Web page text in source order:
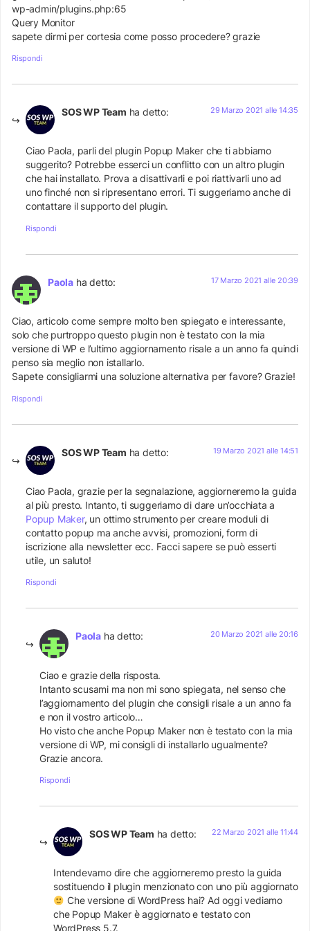
wp-admin/plugins.php:65
Query Monitor
sapete dirmi per cortesia come posso procedere? grazie
Rispondi
SOS WP Team ha detto: 29 Marzo 2021 alle 14:35
Ciao Paola, parli del plugin Popup Maker che ti abbiamo
suggerito? Potrebbe esserci un conflitto con un altro plugin
che hai installato. Prova a disattivarli e poi riattivarli uno ad
uno finché non si ripresentano errori. Ti suggeriamo anche di
contattare il supporto del plugin.
Rispondi
Paola ha detto: 17 Marzo 2021 alle 20:39
Ciao, articolo come sempre molto ben spiegato e interessante,
solo che purtroppo questo plugin non è testato con la mia
versione di WP e l’ultimo aggiornamento risale a un anno fa quindi
penso sia meglio non istallarlo.
Sapete consigliarmi una soluzione alternativa per favore? Grazie!
Rispondi
SOS WP Team ha detto: 19 Marzo 2021 alle 14:51
Ciao Paola, grazie per la segnalazione, aggiorneremo la guida
al più presto. Intanto, ti suggeriamo di dare un’occhiata a
Popup Maker, un ottimo strumento per creare moduli di
contatto popup ma anche avvisi, promozioni, form di
iscrizione alla newsletter ecc. Facci sapere se può esserti
utile, un saluto!
Rispondi
Paola ha detto: 20 Marzo 2021 alle 20:16
Ciao e grazie della risposta.
Intanto scusami ma non mi sono spiegata, nel senso che
l’aggiornamento del plugin che consigli risale a un anno fa
e non il vostro articolo…
Ho visto che anche Popup Maker non è testato con la mia
versione di WP, mi consigli di installarlo ugualmente?
Grazie ancora.
Rispondi
SOS WP Team ha detto: 22 Marzo 2021 alle 11:44
Intendevamo dire che aggiorneremo presto la guida
sostituendo il plugin menzionato con uno più aggiornato
Che versione di WordPress hai? Ad oggi vediamo
che Popup Maker è aggiornato e testato con
WordPress 5.7.